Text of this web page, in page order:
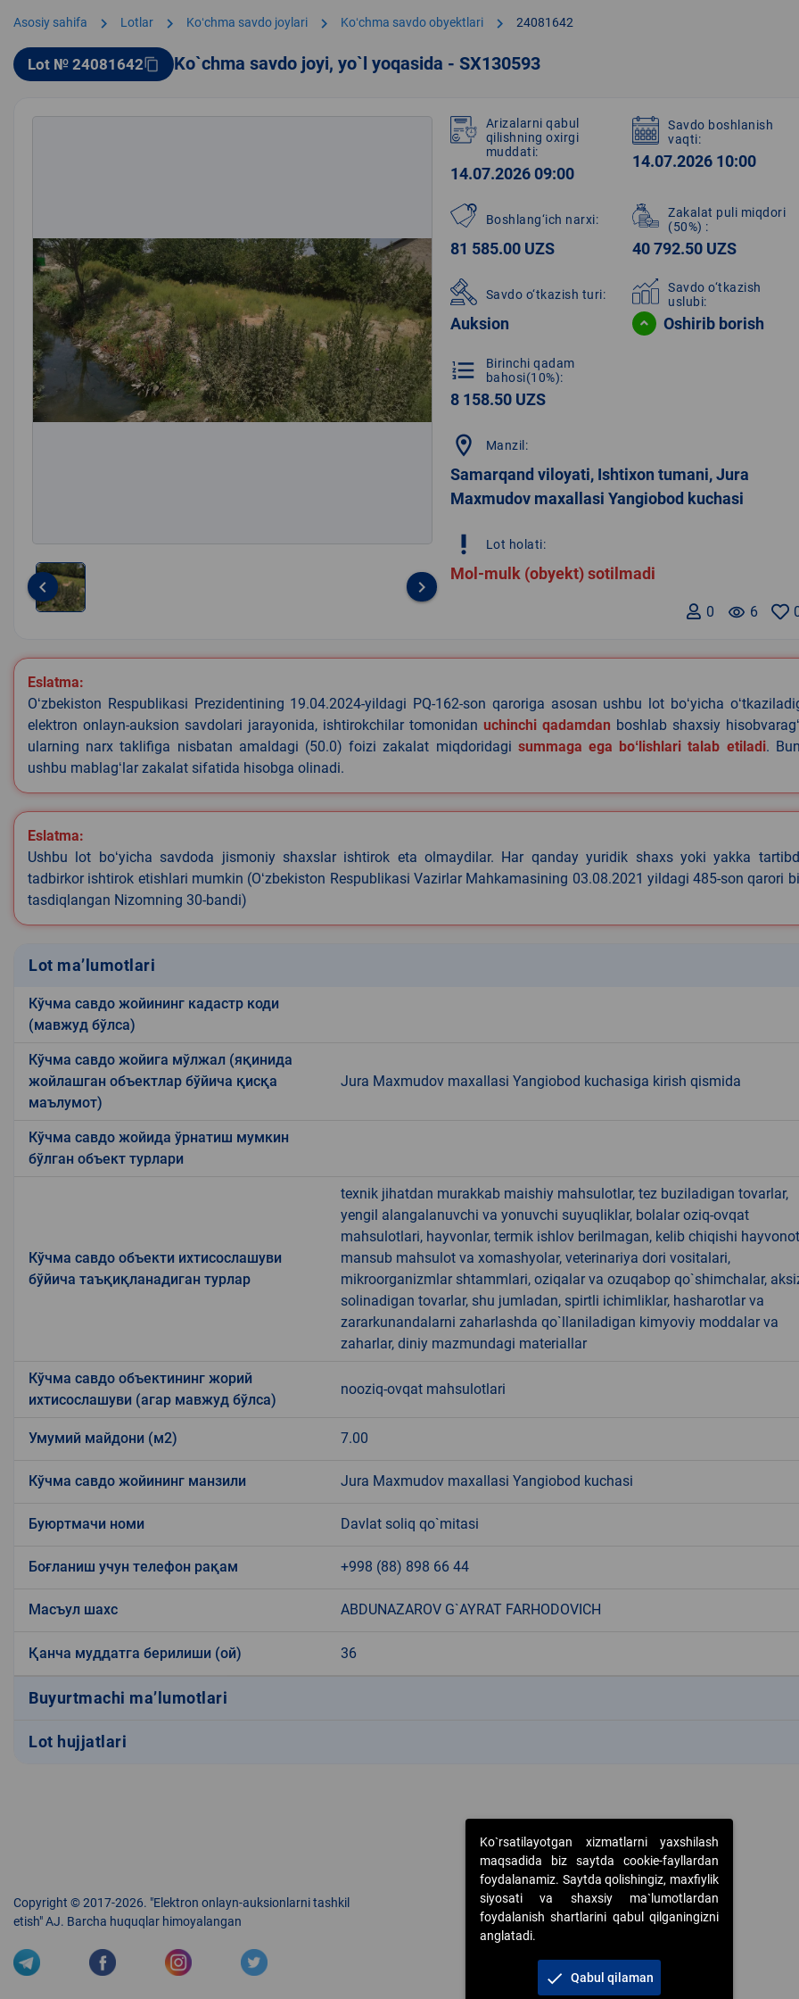
Asosiy sahifa chevron_right Lotlar chevron_right Koʻchma savdo joylari chevron_right Koʻchma savdo obyektlari chevron_right 24081642
Lot № 24081642content_copy Ko`chma savdo joyi, yo`l yoqasida - SX130593
of
1
keyboard_arrow_left keyboard_arrow_right
Arizalarni qabul
qilishning oxirgi
muddati:
14.07.2026 09:00
Savdo boshlanish
vaqti:
14.07.2026 10:00
Boshlang‘ich narxi:
81 585.00 UZS
Zakalat puli miqdori
(50%) :
40 792.50 UZS
Savdo o‘tkazish turi:
Auksion
Savdo o‘tkazish
uslubi:
Oshirib borish
format_list_numbered
Birinchi qadam
bahosi(10%):
8 158.50 UZS
location_on Manzil:
Samarqand viloyati, Ishtixon tumani, Jura
Maxmudov maxallasi Yangiobod kuchasi
priority_high Lot holati:
Mol-mulk (obyekt) sotilmadi
remove_red_eye 6
0
Eslatma:
Oʻzbekiston Respublikasi Prezidentining 19.04.2024-yildagi PQ-162-son qaroriga asosan ushbu lot boʻyicha
elektron onlayn-auksion savdolari jarayonida, ishtirokchilar tomonidan uchinchi qadamdan boshlab shaxsiy
ularning narx taklifiga nisbatan amaldagi (50.0) foizi zakalat miqdoridagi summaga ega boʻlishlari talab etiladi.
ushbu mablagʻlar zakalat sifatida hisobga olinadi.
Eslatma:
Ushbu lot boʻyicha savdoda jismoniy shaxslar ishtirok eta olmaydilar. Har qanday yuridik shaxs yoki yakka
tadbirkor ishtirok etishlari mumkin (Oʻzbekiston Respublikasi Vazirlar Mahkamasining 03.08.2021 yildagi 485-son qarori
tasdiqlangan Nizomning 30-bandi)
Lot ma’lumotlari
Кўчма савдо жойининг кадастр коди
(мавжуд бўлса)
Кўчма савдо жойига мўлжал (яқинида
жойлашган объектлар бўйича қисқа
маълумот)
Jura Maxmudov maxallasi Yangiobod kuchasiga kirish qismida
Кўчма савдо жойида ўрнатиш мумкин
бўлган объект турлари
Кўчма савдо объекти ихтисослашуви
бўйича таъқиқланадиган турлар
texnik jihatdan murakkab maishiy mahsulotlar, tez buziladigan tovarlar,
yengil alangalanuvchi va yonuvchi suyuqliklar, bolalar oziq-ovqat
mahsulotlari, hayvonlar, termik ishlov berilmagan, kelib chiqishi
mansub mahsulot va xomashyolar, veterinariya dori vositalari,
mikroorganizmlar shtammlari, oziqalar va ozuqabop qo`shimchalar,
solinadigan tovarlar, shu jumladan, spirtli ichimliklar, hasharotlar va
zararkunandalarni zaharlashda qo`llaniladigan kimyoviy moddalar va
zaharlar, diniy mazmundagi materiallar
Кўчма савдо объектининг жорий
ихтисослашуви (агар мавжуд бўлса)
nooziq-ovqat mahsulotlari
Умумий майдони (м2) 7.00
Кўчма савдо жойининг манзили Jura Maxmudov maxallasi Yangiobod kuchasi
Буюртмачи номи Davlat soliq qo`mitasi
Боғланиш учун телефон рақам +998 (88) 898 66 44
Масъул шахс ABDUNAZAROV G`AYRAT FARHODOVICH
Қанча муддатга берилиши (ой) 36
Buyurtmachi ma’lumotlari
Lot hujjatlari
Copyright © 2017-2026. "Elektron onlayn-auksionlarni tashkil
etish" AJ. Barcha huquqlar himoyalangan
Ko`rsatilayotgan xizmatlarni yaxshilash
maqsadida biz saytda cookie-fayllardan
foydalanamiz. Saytda qolishingiz, maxfiylik
siyosati va shaxsiy ma`lumotlardan
foydalanish shartlarini qabul qilganingizni
anglatadi.
check Qabul qilaman